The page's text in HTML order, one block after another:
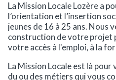
La Mission Locale Lozère a
l’orientation et l’insertion
jeunes de 16 à 25 ans. Nous
construction de votre projet
votre accès à l'emploi, à la
La Mission Locale est là pour
du ou des métiers qui vous